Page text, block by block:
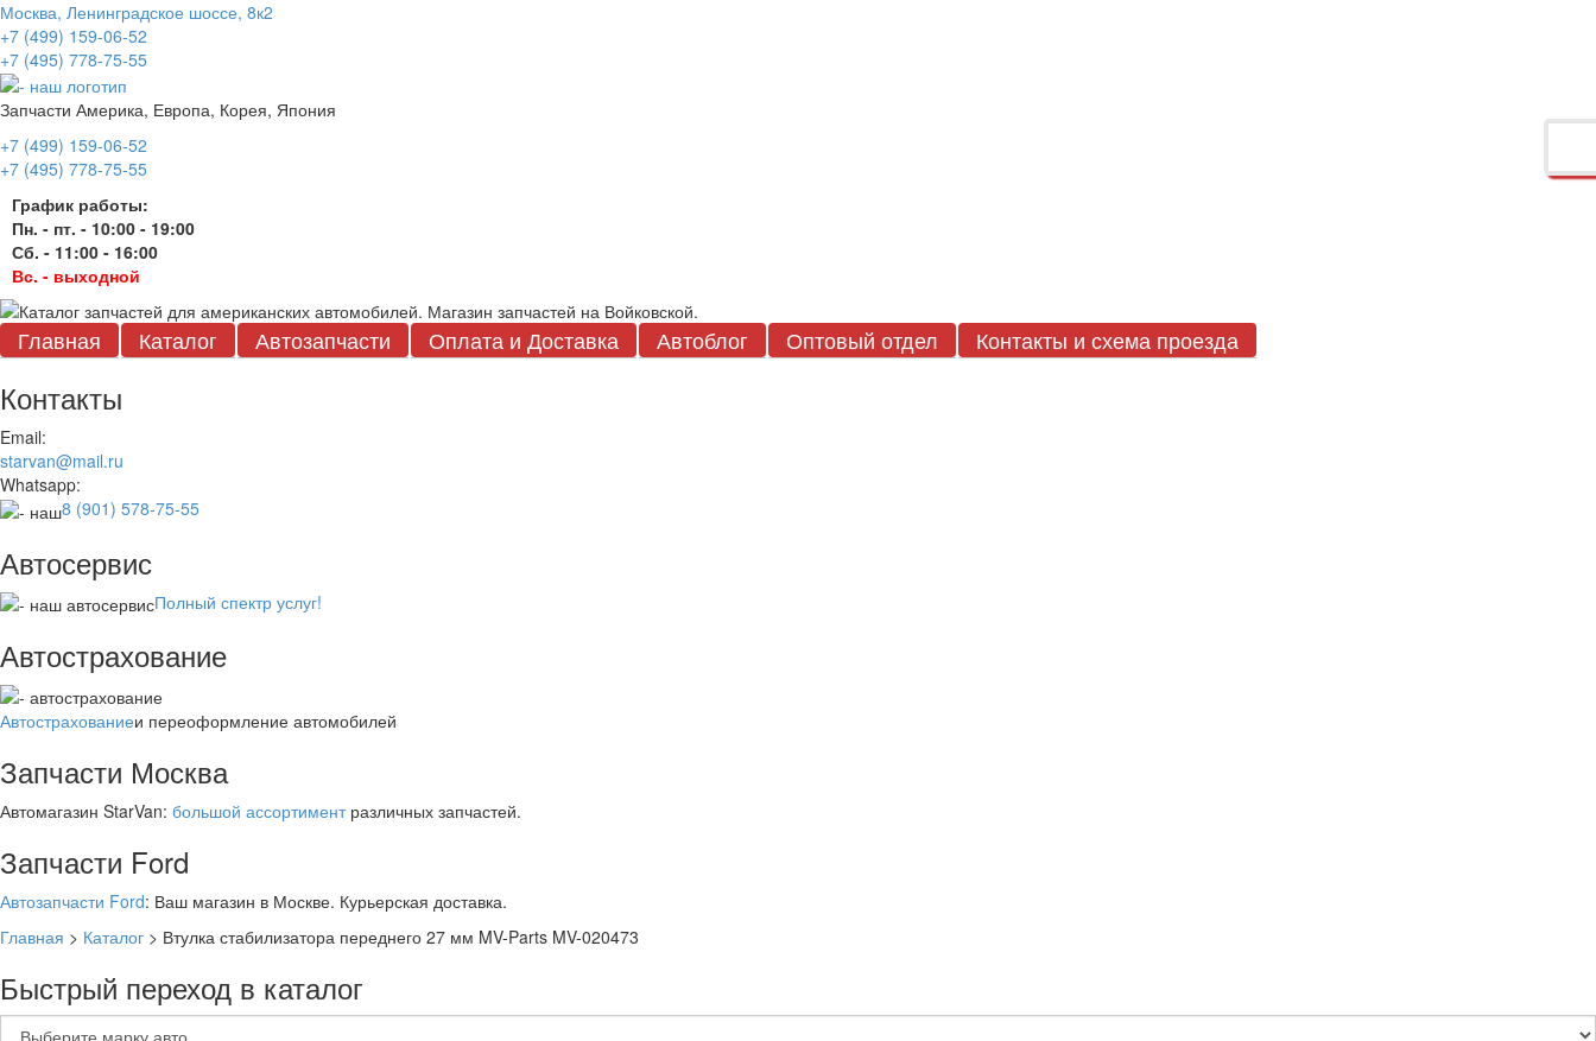
Москва, Ленинградское шоссе, 8к2
+7 (499) 159-06-52
+7 (495) 778-75-55
Запчасти Америка, Европа, Корея, Япония
+7 (499) 159-06-52
+7 (495) 778-75-55
График работы:
Пн. - пт. - 10:00 - 19:00
Сб. - 11:00 - 16:00
Вс. - выходной
Главная Каталог Автозапчасти Оплата и Доставка Автоблог Оптовый отдел Контакты и схема проезда
Контакты
Email:
starvan@mail.ru
Whatsapp:
8 (901) 578-75-55
Автосервис
Полный спектр услуг!
Автострахование
Автострахованиеи переоформление автомобилей
Запчасти Москва
Автомагазин StarVan: большой ассортиментразличных запчастей.
Запчасти Ford
Автозапчасти Ford: Ваш магазин в Москве. Курьерская доставка.
Главная > Каталог > Втулка стабилизатора переднего 27 мм MV-Parts MV-020473
Быстрый переход в каталог